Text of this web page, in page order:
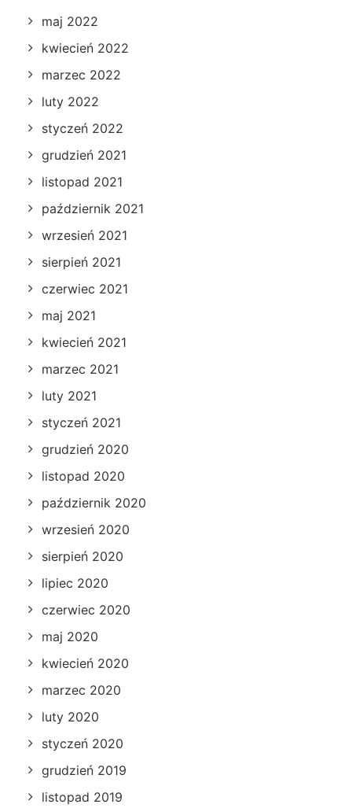
maj 2022
kwiecień 2022
marzec 2022
luty 2022
styczeń 2022
grudzień 2021
listopad 2021
październik 2021
wrzesień 2021
sierpień 2021
czerwiec 2021
maj 2021
kwiecień 2021
marzec 2021
luty 2021
styczeń 2021
grudzień 2020
listopad 2020
październik 2020
wrzesień 2020
sierpień 2020
lipiec 2020
czerwiec 2020
maj 2020
kwiecień 2020
marzec 2020
luty 2020
styczeń 2020
grudzień 2019
listopad 2019